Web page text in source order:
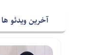
آخرین ویدئو ها